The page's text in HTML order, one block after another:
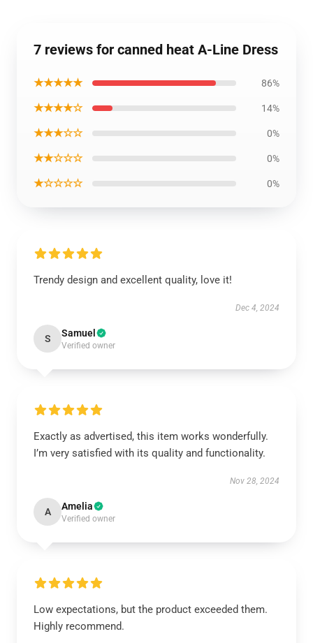
7 reviews for canned heat A-Line Dress
★★★★★ 86%
★★★★☆ 14%
★★★☆☆ 0%
★★☆☆☆ 0%
★☆☆☆☆ 0%
Trendy design and excellent quality, love it!
Dec 4, 2024
S Samuel
Verified owner
Exactly as advertised, this item works wonderfully.
I’m very satisfied with its quality and functionality.
Nov 28, 2024
A Amelia
Verified owner
Low expectations, but the product exceeded them.
Highly recommend.